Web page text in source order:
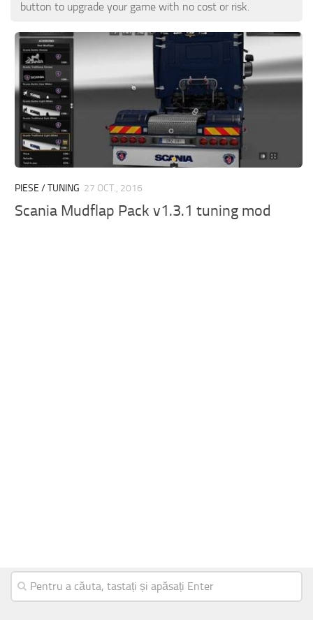
ETS 2 Știri
Contacte
RO
EN
DE
TR
PT
Altele
Pachete
Piese / Tuning
Sunete
Trafic
Skins pentru remorcă
Trailere
Piele pentru camioane
Camioane
button to upgrade your game with no cost or risk.
PIESE / TUNING 27 OCT., 2016
Scania Mudflap Pack v1.3.1 tuning mod